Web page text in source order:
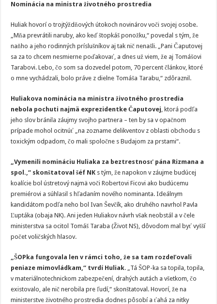
Nominácia na ministra životného prostredia
Huliak hovorí o trojtýždňových útokoch novinárov voči svojej osobe.
„Mňa prevrátili naruby, ako keď štopkáš ponožku,“ povedal s tým, že
naňho a jeho rodinných príslušníkov aj tak nič nenašli. „Pani Čaputovej
sa za to chcem nesmierne poďakovať, a dnes už viem, že aj Tomášovi
Tarabovi. Lebo, čo som sa dozvedel potom, 70 percent článkov, ktoré
o mne vychádzali, bolo práve z dielne Tomáša Tarabu,“ zdôraznil.
Huliakova nominácia na ministra životného prostredia
nebola pochuti najmä exprezidentke Čaputovej, ktorá podľa
jeho slov bránila záujmy svojho partnera – ten by sa v opačnom
prípade mohol ocitnúť „na zozname delikventov z oblasti obchodu s
toxickým odpadom, čo mali spoločne s Budajom za prstami“.
„Vymenili nomináciu Huliaka za beztrestnosť pána Rizmana a
spol.,“ skonštatoval šéf NK s tým, že napokon v záujme budúcej
koalície bol ústretový najmä voči Robertovi Ficovi ako budúcemu
premiérovi a súhlasil s hľadaním nového nominanta. Ideálnym
kandidátom podľa neho bol Ivan Ševčík, ako druhého navrhol Pavla
Ľuptáka (obaja NK). Ani jeden Huliakov návrh však neobstál a v čele
ministerstva sa ocitol Tomáš Taraba (Život NS), dôvodom mal byť vyšší
počet voličských hlasov.
„ŠOPka fungovala len v rámci toho, že sa tam rozdeľovali
peniaze mimovládkam,“ tvrdí Huliak. „Tá ŠOP-ka sa topila, topila,
v materiálnotechnickom zabezpečení, drahých autách a všetkom, čo
existovalo, ale nič nerobila pre ľudí,“ skonštatoval. Hovorí, že na
ministerstve životného prostredia dodnes pôsobí a ťahá za nitky